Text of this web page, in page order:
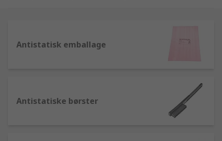
testprodukter fra markedsførende mærker som
Antistatisk emballage
Antistatiske børster